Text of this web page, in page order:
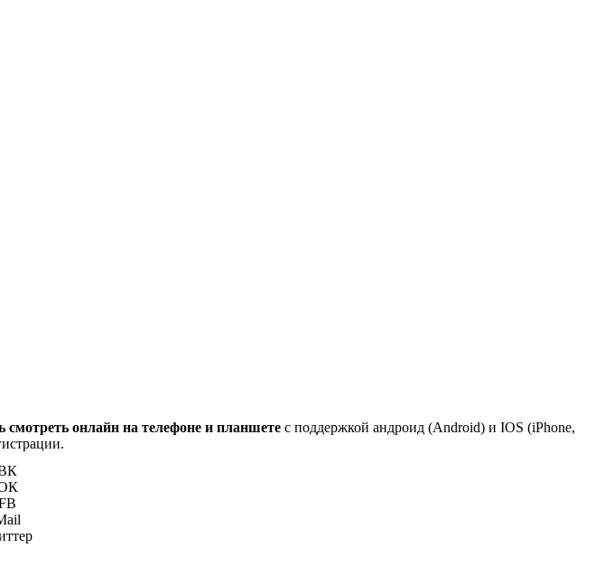
смотреть онлайн на телефоне и планшете с поддержкой андроид (Android) и IOS (iPhone,